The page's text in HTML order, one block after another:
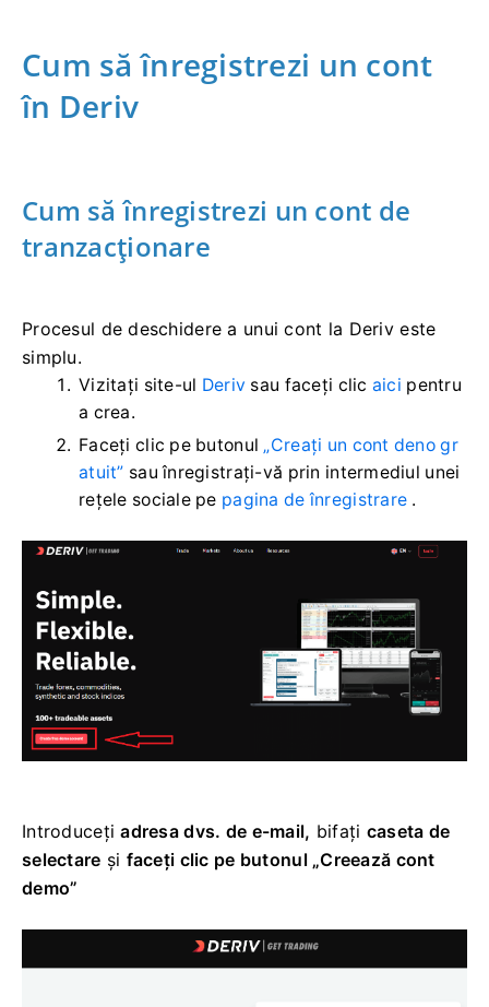
Cum să înregistrezi un cont
în Deriv
Cum să înregistrezi un cont de
tranzacționare
Procesul de deschidere a unui cont la Deriv este
simplu.
Vizitați site-ul Deriv sau faceți clic aici pentru
a crea.
Faceți clic pe butonul „Creați un cont deno gr
atuit” sau înregistrați-vă prin intermediul unei
rețele sociale pe pagina de înregistrare .
Introducețiadresa dvs. de e-mail, bifați caseta de
selectare și faceți clic pe butonul „Creează cont
demo”